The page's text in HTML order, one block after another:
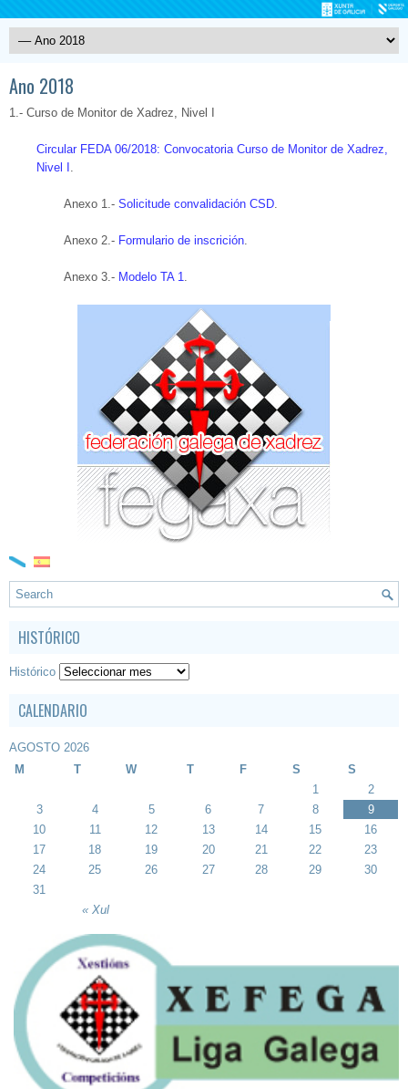
Ano 2018
1.- Curso de Monitor de Xadrez, Nivel I
Circular FEDA 06/2018: Convocatoria Curso de Monitor de Xadrez,
Nivel I .
Anexo 1.- Solicitude convalidación CSD.
Anexo 2.- Formulario de inscrición.
Anexo 3.- Modelo TA 1.
HISTÓRICO
Histórico
CALENDARIO
AGOSTO 2026
M
T W T F S S
« Xul
1
2
3
4 5 6 7 8
9
10
11 12 13 14 15
16
17
18 19 20 21 22
23
24
25 26 27 28 29
30
31